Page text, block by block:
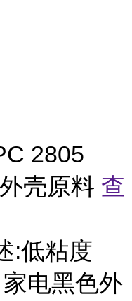
2805
壳原料 查
:低粘度
电黑色外